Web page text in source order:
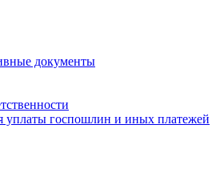
документы
уплаты госпошлин и иных платежей